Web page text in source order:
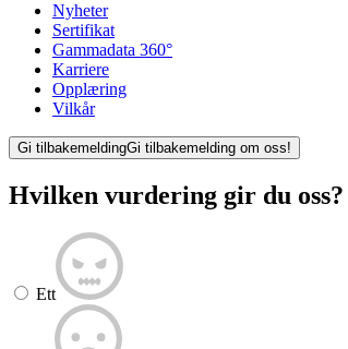
Nyheter
Sertifikat
Gammadata 360°
Karriere
Opplæring
Vilkår
Gi tilbakemeldingGi tilbakemelding om oss!
Hvilken vurdering gir du oss?
Ett